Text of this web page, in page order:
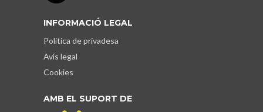
INFORMACIÓ LEGAL
Política de privadesa
Avís legal
Cookies
AMB EL SUPORT DE